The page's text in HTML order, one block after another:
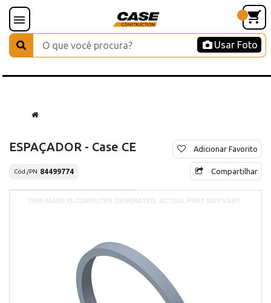
Usar Foto
ESPAÇADOR - Case CE
Cód./PN 84499774
Adicionar Favorito
Compartilhar